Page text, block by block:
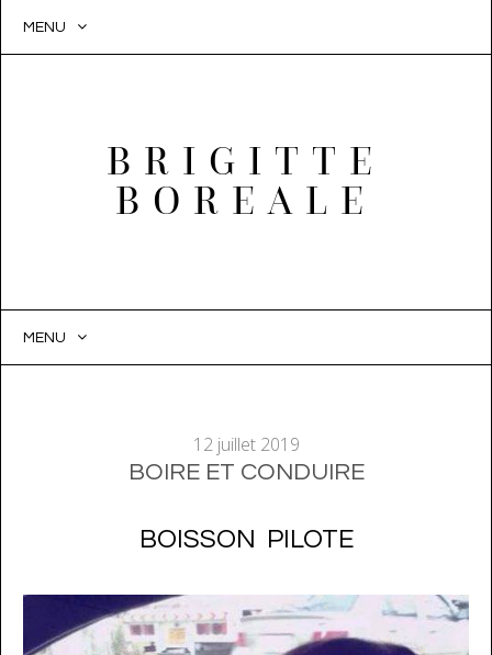
MENU
BRIGITTE
BOREALE
MENU
12 juillet 2019
BOIRE ET CONDUIRE
BOISSON PILOTE